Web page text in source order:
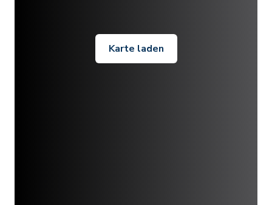
Karte laden